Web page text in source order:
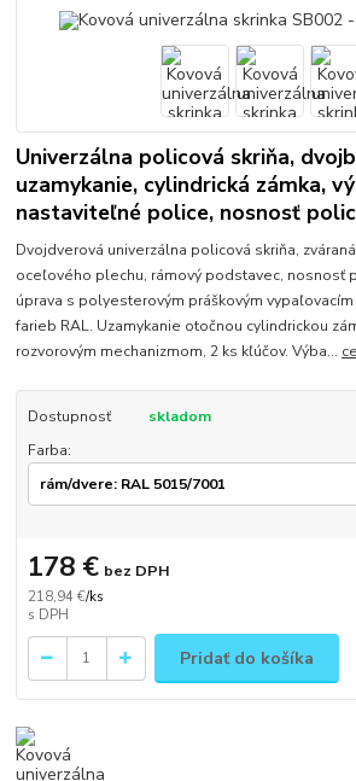
Univerzálna policová skriňa,
uzamykanie, cylindrická zámka,
nastaviteľné police, nosnosť
Dvojdverová univerzálna policová skriňa,
oceľového plechu, rámový podstavec, nosnosť
úprava s polyesterovým práškovým
farieb RAL. Uzamykanie otočnou cylindrickou
rozvorovým mechanizmom, 2 ks kľúčov. Výba...
Dostupnosť
skladom
Farba:
218,94 €/ks
178 € bez DPH
Pridať do košíka